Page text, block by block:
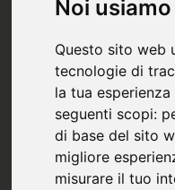
Noi
Questo sito web
tecnologie di
la tua
seguenti scopi:
di base del sito
migliore
misurare il tuo